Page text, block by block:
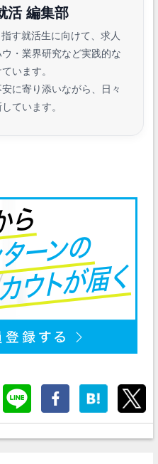
活 編集部
す就活生に向けて、求人
・業界研究など実践的な
います。
に寄り添いながら、日々
ています。